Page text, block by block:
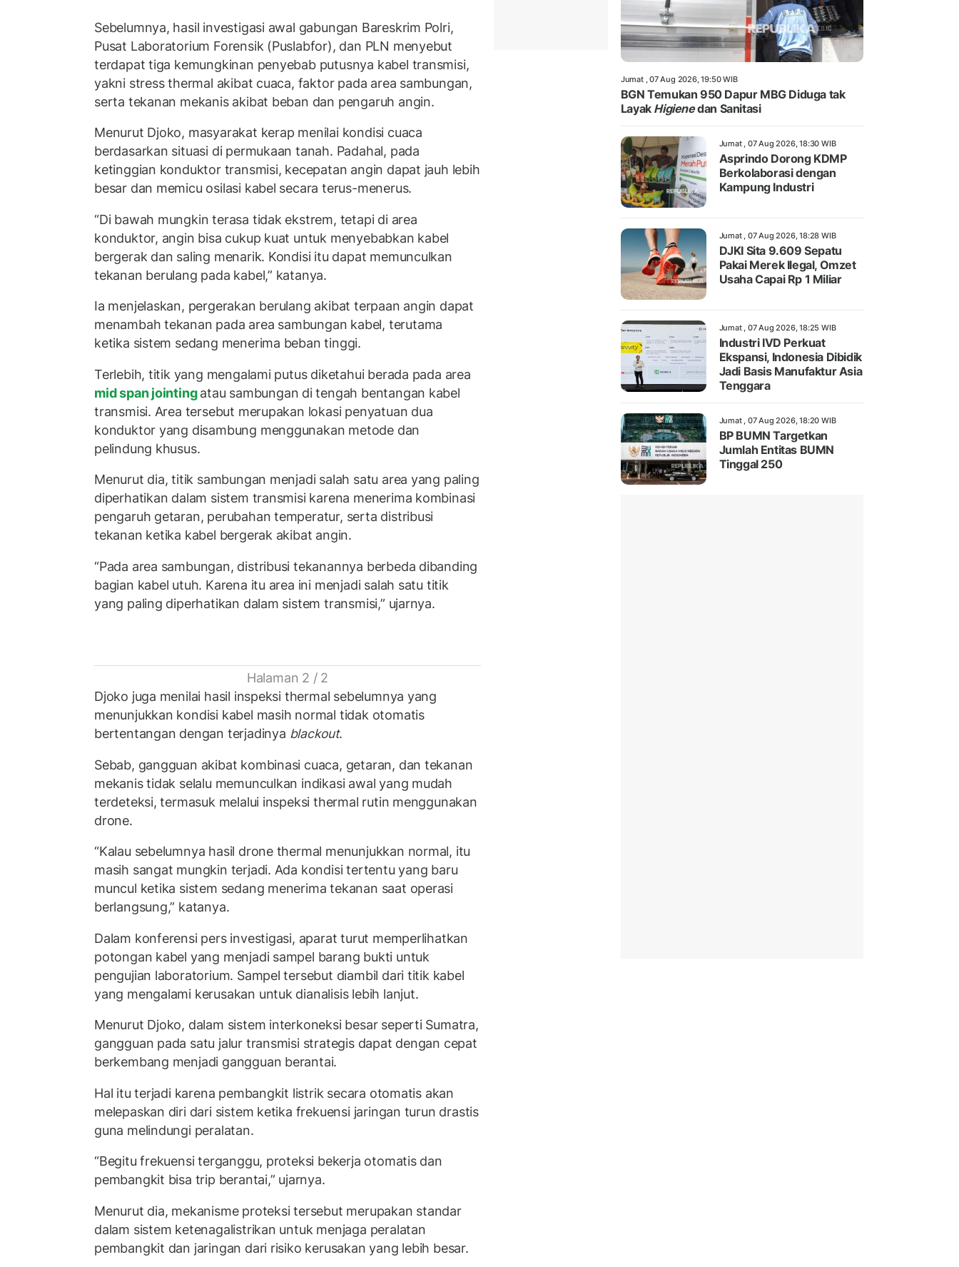
Sebelumnya, hasil investigasi awal gabungan Bareskrim Polri,
Pusat Laboratorium Forensik (Puslabfor), dan PLN menyebut
terdapat tiga kemungkinan penyebab putusnya kabel transmisi,
yakni stress thermal akibat cuaca, faktor pada area sambungan,
serta tekanan mekanis akibat beban dan pengaruh angin.
Menurut Djoko, masyarakat kerap menilai kondisi cuaca
berdasarkan situasi di permukaan tanah. Padahal, pada
ketinggian konduktor transmisi, kecepatan angin dapat jauh lebih
besar dan memicu osilasi kabel secara terus-menerus.
“Di bawah mungkin terasa tidak ekstrem, tetapi di area
konduktor, angin bisa cukup kuat untuk menyebabkan kabel
bergerak dan saling menarik. Kondisi itu dapat memunculkan
tekanan berulang pada kabel,” katanya.
Ia menjelaskan, pergerakan berulang akibat terpaan angin dapat
menambah tekanan pada area sambungan kabel, terutama
ketika sistem sedang menerima beban tinggi.
Terlebih, titik yang mengalami putus diketahui berada pada area
mid span jointingatau sambungan di tengah bentangan kabel
transmisi. Area tersebut merupakan lokasi penyatuan dua
konduktor yang disambung menggunakan metode dan
pelindung khusus.
Menurut dia, titik sambungan menjadi salah satu area yang paling
diperhatikan dalam sistem transmisi karena menerima kombinasi
pengaruh getaran, perubahan temperatur, serta distribusi
tekanan ketika kabel bergerak akibat angin.
“Pada area sambungan, distribusi tekanannya berbeda dibanding
bagian kabel utuh. Karena itu area ini menjadi salah satu titik
yang paling diperhatikan dalam sistem transmisi,” ujarnya.
Halaman 2 / 2
Djoko juga menilai hasil inspeksi thermal sebelumnya yang
menunjukkan kondisi kabel masih normal tidak otomatis
bertentangan dengan terjadinya blackout.
Sebab, gangguan akibat kombinasi cuaca, getaran, dan tekanan
mekanis tidak selalu memunculkan indikasi awal yang mudah
terdeteksi, termasuk melalui inspeksi thermal rutin menggunakan
drone.
“Kalau sebelumnya hasil drone thermal menunjukkan normal, itu
masih sangat mungkin terjadi. Ada kondisi tertentu yang baru
muncul ketika sistem sedang menerima tekanan saat operasi
berlangsung,” katanya.
Dalam konferensi pers investigasi, aparat turut memperlihatkan
potongan kabel yang menjadi sampel barang bukti untuk
pengujian laboratorium. Sampel tersebut diambil dari titik kabel
yang mengalami kerusakan untuk dianalisis lebih lanjut.
Menurut Djoko, dalam sistem interkoneksi besar seperti Sumatra,
gangguan pada satu jalur transmisi strategis dapat dengan cepat
berkembang menjadi gangguan berantai.
Hal itu terjadi karena pembangkit listrik secara otomatis akan
melepaskan diri dari sistem ketika frekuensi jaringan turun drastis
guna melindungi peralatan.
“Begitu frekuensi terganggu, proteksi bekerja otomatis dan
pembangkit bisa trip berantai,” ujarnya.
Menurut dia, mekanisme proteksi tersebut merupakan standar
dalam sistem ketenagalistrikan untuk menjaga peralatan
pembangkit dan jaringan dari risiko kerusakan yang lebih besar.
Jumat , 07 Aug 2026, 19:50 WIB
BGN Temukan 950 Dapur MBG Diduga tak
Layak Higienedan Sanitasi
Jumat , 07 Aug 2026, 18:30 WIB
Asprindo Dorong KDMP
Berkolaborasi dengan
Kampung Industri
Jumat , 07 Aug 2026, 18:28 WIB
DJKI Sita 9.609 Sepatu
Pakai Merek Ilegal, Omzet
Usaha Capai Rp 1 Miliar
Jumat , 07 Aug 2026, 18:25 WIB
Industri IVD Perkuat
Ekspansi, Indonesia Dibidik
Jadi Basis Manufaktur Asia
Tenggara
Jumat , 07 Aug 2026, 18:20 WIB
BP BUMN Targetkan
Jumlah Entitas BUMN
Tinggal 250